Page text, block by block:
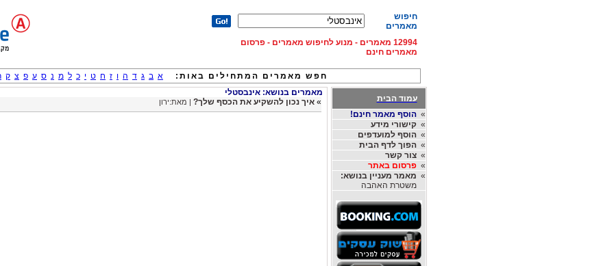
חיפוש
מאמרים
12994 מאמרים - מנוע לחיפוש מאמרים - פרסום
מאמרים חינם
חפש מאמרים המתחילים באות: א ב ג ד ה ו ז ח ט י כ ל מ נ ס ע פ צ ק
עמוד הבית
»הוסף מאמר חינם!
»קישורי מידע
»הוסף למועדפים
»הפוך לדף הבית
»צור קשר
»פרסום באתר
» מאמר מעניין בנושא:
משטרת האהבה
מאמרים בנושא: אינבסטלי
» איך נכון להשקיע את הכסף שלך? | מאת:ירון